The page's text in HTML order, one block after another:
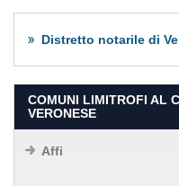
Distretto notarile di
COMUNI LIMITROFI AL
VERONESE
Affi